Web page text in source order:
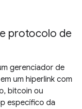
protocolo de
gerenciador de
um hiperlink com
bitcoin ou
específico da